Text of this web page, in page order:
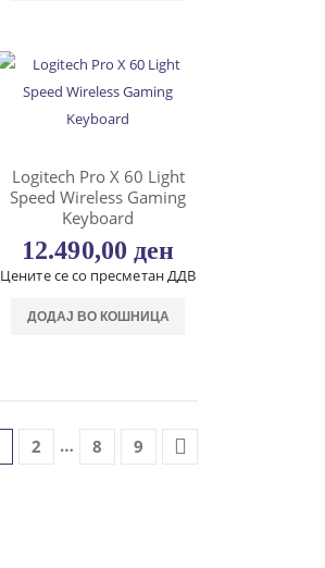
Logitech Pro X 60 Light
Speed Wireless Gaming
Keyboard
12.490,00 ден
Цените се со пресметан ДДВ
ДОДАЈ ВО КОШНИЦА
2 … 8 9